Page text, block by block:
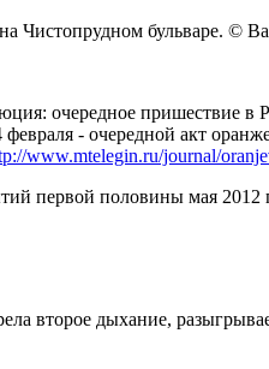
Чистопрудном бульваре. ©
очередное пришествие в
февраля - очередной акт
www.mtelegin.ru/journal/
первой половины мая
второе дыхание,